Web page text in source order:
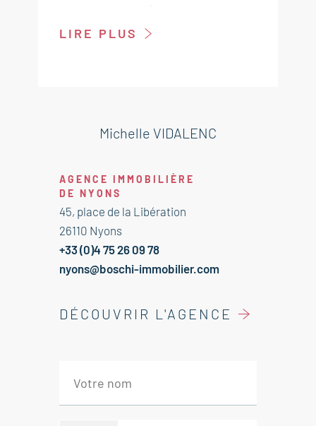
piscine,sauna et jacuzzi.
3 Chambres avec penderie de 10
Salle d'eau avec douche à l'italienne
6 m²
WC 1 m²
Dégagement 5 m²
Buanderie 6.50 m²
Panneaux photovoltaïques, poêle à
Provençale
LIRE PLUS
Michelle VIDALENC
AGENCE IMMOBILIÈRE
DE NYONS
45, place de la Libération
26110 Nyons
+33 (0)4 75 26 09 78
nyons@boschi-immobilier.com
DÉCOUVRIR L'AGENCE